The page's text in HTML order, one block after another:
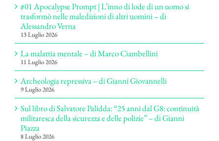
#01 Apocalypse Prompt | L’inno di lode di un uomo si
trasformò nelle maledizioni di altri uomini – di
Alessandro Verna
13 Luglio 2026
La malattia mentale – di Marco Ciambellini
11 Luglio 2026
Archeologia repressiva – di Gianni Giovannelli
9 Luglio 2026
Sul libro di Salvatore Palidda: “25 anni dal G8: continuità
militaresca della sicurezza e delle polizie” – di Gianni
Piazza
8 Luglio 2026